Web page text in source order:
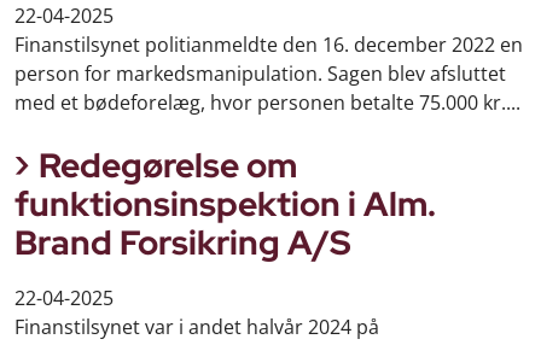
22-04-2025
Finanstilsynet politianmeldte den 16. december 2022 en
person for markedsmanipulation. Sagen blev afsluttet
med et bødeforelæg, hvor personen betalte 75.000 kr....
Redegørelse om
funktionsinspektion i Alm.
Brand Forsikring A/S
22-04-2025
Finanstilsynet var i andet halvår 2024 på